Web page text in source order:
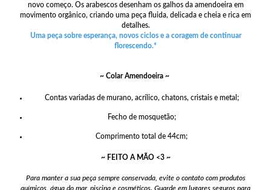
novo começo. Os arabescos desenham os galhos da amendoeira em
movimento orgânico, criando uma peça fluida, delicada e cheia e rica em
detalhes.
Uma peça sobre esperança, novos ciclos e a coragem de continuar
florescendo.*
~ Colar Amendoeira ~
Contas variadas de murano, acrílico, chatons, cristais e metal;
Fecho de mosquetão;
Comprimento total de 44cm;
~ FEITO A MÃO <3 ~
Para manter a sua peça sempre conservada, evite o contato com produtos
químicos, água do mar, piscina e cosméticos. Guarde em lugares seguros para